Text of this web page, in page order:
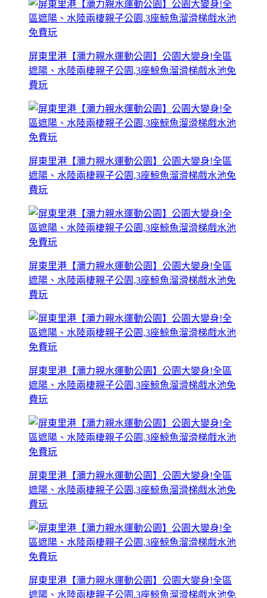
屏東里港【瀰力親水運動公園】公園大變身!全區
遮陽、水陸兩棲親子公園,3座鯨魚溜滑梯戲水池免
費玩
屏東里港【瀰力親水運動公園】公園大變身!全區
遮陽、水陸兩棲親子公園,3座鯨魚溜滑梯戲水池免
費玩
屏東里港【瀰力親水運動公園】公園大變身!全區
遮陽、水陸兩棲親子公園,3座鯨魚溜滑梯戲水池免
費玩
屏東里港【瀰力親水運動公園】公園大變身!全區
遮陽、水陸兩棲親子公園,3座鯨魚溜滑梯戲水池免
費玩
屏東里港【瀰力親水運動公園】公園大變身!全區
遮陽、水陸兩棲親子公園,3座鯨魚溜滑梯戲水池免
費玩
屏東里港【瀰力親水運動公園】公園大變身!全區
遮陽、水陸兩棲親子公園,3座鯨魚溜滑梯戲水池免